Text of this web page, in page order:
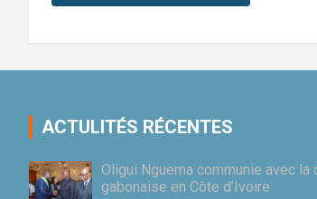
ACTULITÉS RÉCENTES
Oligui Nguema communie avec la
gabonaise en Côte d’Ivoire